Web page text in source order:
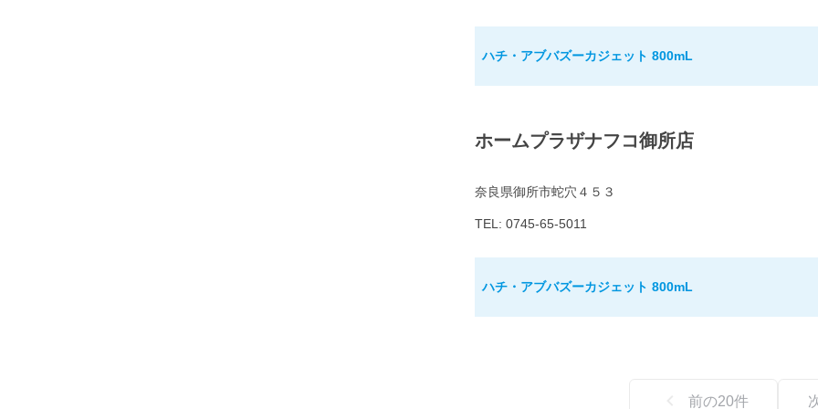
ハチ・アブバズーカジェット 800mL
ホームプラザナフコ御所店
奈良県御所市蛇穴４５３
TEL: 0745-65-5011
ハチ・アブバズーカジェット 800mL
前の20件